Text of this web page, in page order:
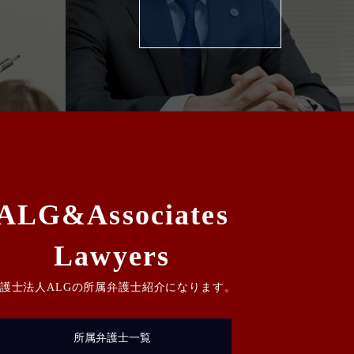
Lawyers
士法人ALGの所属弁護士紹介になります。
所属弁護士一覧